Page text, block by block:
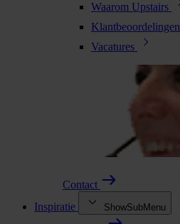
Waarom Upstairs
Klantbeoordelingen
Vacatures
Contact
Inspiratie
ShowSubMenu